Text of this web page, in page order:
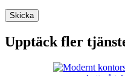
Skicka
Upptäck fler